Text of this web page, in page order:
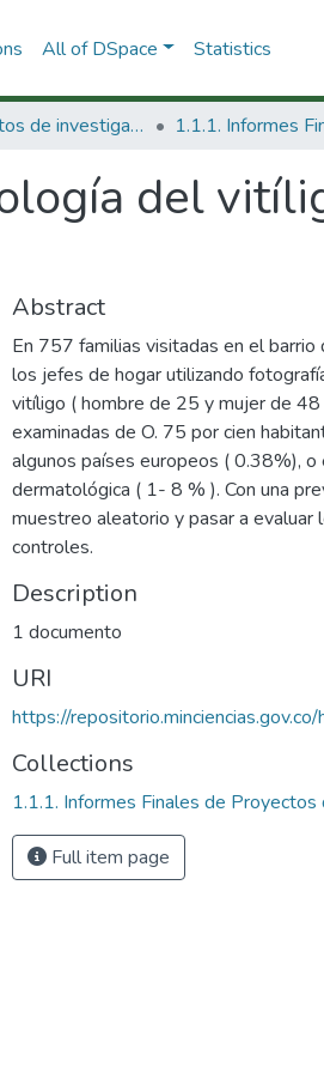
All of DSpace Statistics
1.1 Productos de investigación
del
Abstract
En 757 familias visitadas en el
los jefes de hogar utilizando
vitíligo ( hombre de 25 y mujer de
examinadas de O. 75 por cien
algunos países europeos ( 0.38%),
dermatológica ( 1- 8 % ). Con una
muestreo aleatorio y pasar a
controles.
Description
1 documento
URI
https://
Collections
1.1.1. Informes Finales de Proyectos
Full item page